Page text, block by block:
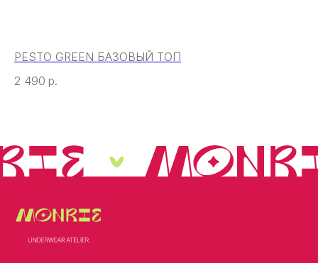
PESTO GREEN БАЗОВЫЙ ТОП
2 490 р.